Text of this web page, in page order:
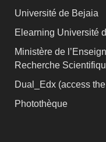
Université de Bejaia
Elearning Université
Ministère de
Recherche
Dual_Edx (access
Photothèque